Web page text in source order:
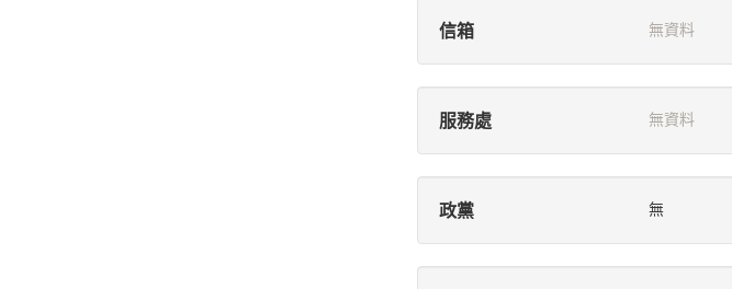
信箱 無資料
服務處 無資料
政黨 無